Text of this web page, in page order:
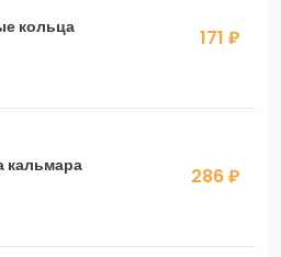
кольца
171 ₽
кальмара
286 ₽